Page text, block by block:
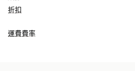
折扣
折扣類型
運費費率